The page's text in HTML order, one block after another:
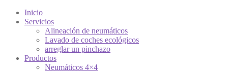
Inicio
Servicios
Alineación de neumáticos
Lavado de coches ecológicos
arreglar un pinchazo
Productos
Neumáticos 4×4